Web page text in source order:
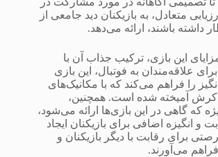
متعادل، به بازیکنان دید جامعی از
داشته باشند، ارائه می‌دهد.
این بازی، ترکیب جذاب آن با
علاقه‌مندان به فوتبال، این بازی
را فراهم می‌کند که با مکانیک‌های
کرش آمیخته شده است. همچنین،
که گاهی در این بازی‌ها ارائه می‌شود،
و انگیزه اضافی برای بازیکنان ایجاد
برای رقابت با دیگر بازیکنان و
می‌آورند.